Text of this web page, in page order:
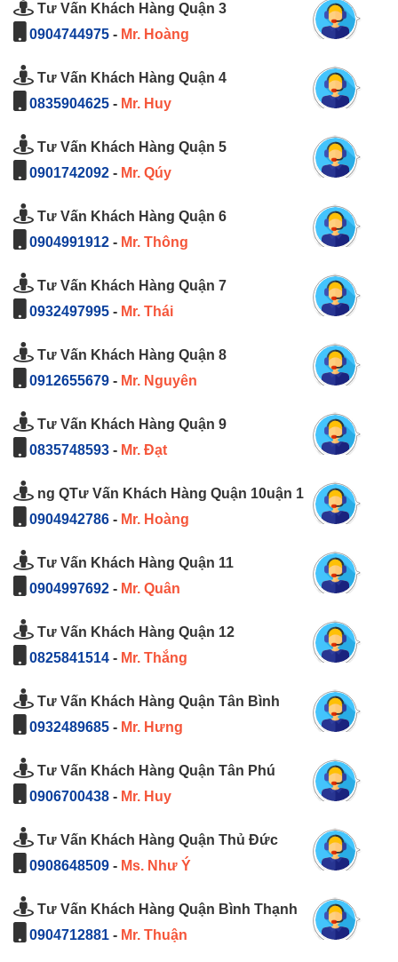
Tư Vấn Khách Hàng Quận 3
0904744975 - Mr. Hoàng
Tư Vấn Khách Hàng Quận 4
0835904625 - Mr. Huy
Tư Vấn Khách Hàng Quận 5
0901742092 - Mr. Qúy
Tư Vấn Khách Hàng Quận 6
0904991912 - Mr. Thông
Tư Vấn Khách Hàng Quận 7
0932497995 - Mr. Thái
Tư Vấn Khách Hàng Quận 8
0912655679 - Mr. Nguyên
Tư Vấn Khách Hàng Quận 9
0835748593 - Mr. Đạt
ng QTư Vấn Khách Hàng Quận 10uận 1
0904942786 - Mr. Hoàng
Tư Vấn Khách Hàng Quận 11
0904997692 - Mr. Quân
Tư Vấn Khách Hàng Quận 12
0825841514 - Mr. Thắng
Tư Vấn Khách Hàng Quận Tân Bình
0932489685 - Mr. Hưng
Tư Vấn Khách Hàng Quận Tân Phú
0906700438 - Mr. Huy
Tư Vấn Khách Hàng Quận Thủ Đức
0908648509 - Ms. Như Ý
Tư Vấn Khách Hàng Quận Bình Thạnh
0904712881 - Mr. Thuận